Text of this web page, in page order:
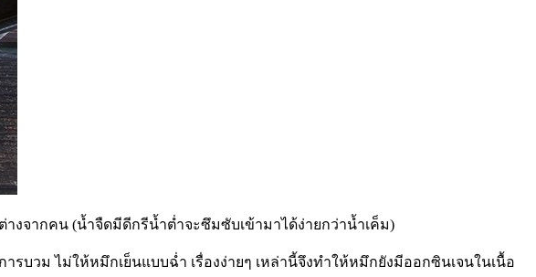
งจากคน (น้ำจืดมีดีกรีน้ำต่ำจะซึมซับเข้ามาได้ง่ายกว่าน้ำเค็ม)
รบวม ไม่ให้หมึกเย็นแบบฉ่ำ เรื่องง่ายๆ เหล่านี้จึงทำให้หมึกยังมีออกซินเจนในเนื้อ